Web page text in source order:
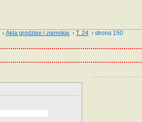
›Akta grodzkie i ziemskie ›T. 24 › strona 150